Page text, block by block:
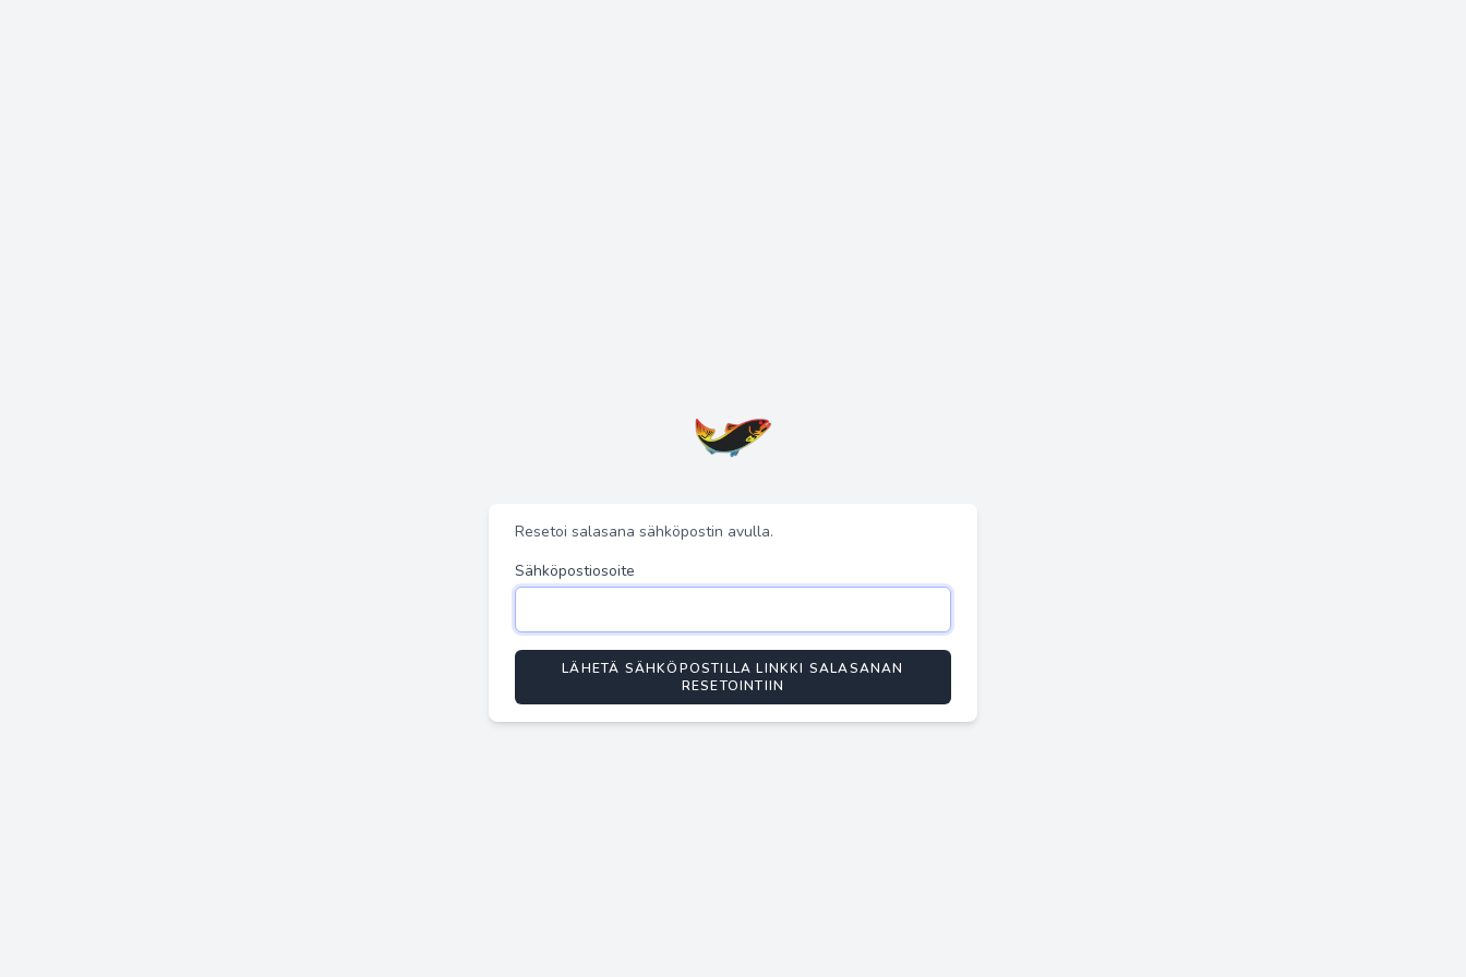
Resetoi salasana sähköpostin avulla.
Sähköpostiosoite
LÄHETÄ SÄHKÖPOSTILLA LINKKI SALASANAN
RESETOINTIIN